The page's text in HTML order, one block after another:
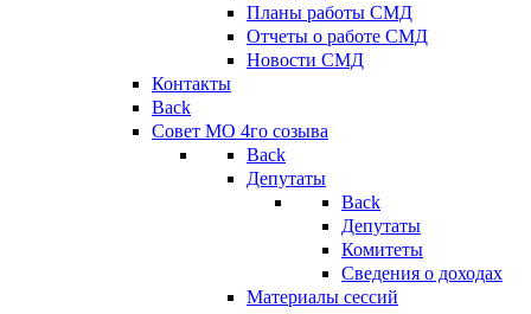
Планы работы СМД
Отчеты о работе СМД
Новости СМД
Контакты
Back
Совет МО 4го созыва
Back
Депутаты
Back
Депутаты
Комитеты
Сведения о доходах
Материалы сессий